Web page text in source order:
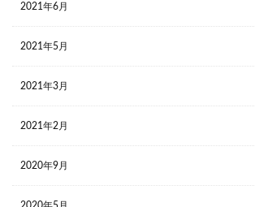
2021年6月
2021年5月
2021年3月
2021年2月
2020年9月
2020年5月